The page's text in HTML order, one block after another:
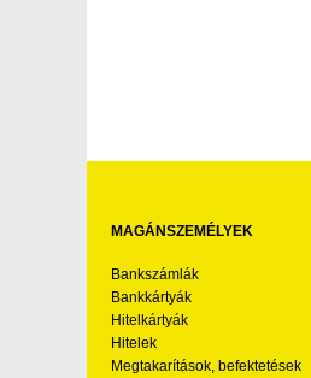
MAGÁNSZEMÉLYEK
Bankszámlák
Bankkártyák
Hitelkártyák
Hitelek
Megtakarítások, befektetések